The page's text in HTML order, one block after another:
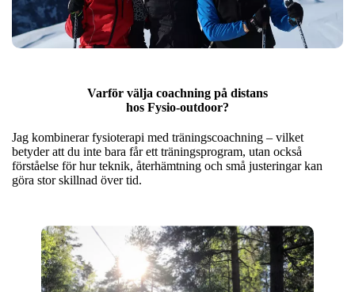
Varför välja coachning på distans
hos Fysio-outdoor?
Jag kombinerar fysioterapi med träningscoachning – vilket
betyder att du inte bara får ett träningsprogram, utan också
förståelse för hur teknik, återhämtning och små justeringar kan
göra stor skillnad över tid.